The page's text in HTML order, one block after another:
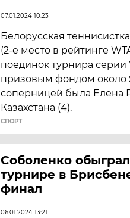
07.01.2024 10:23
Белорусская
(2-е место в рейтинге
поединок турнира
призовым фондом около
соперницей была Елена
Казахстана (4).
СПОРТ
Соболенко
турнире в
финал
06.01.2024 13:21